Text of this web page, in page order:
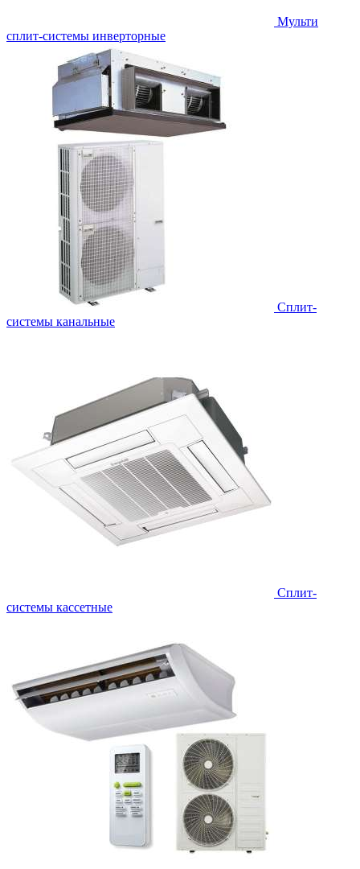
Мульти
сплит-системы инверторные
Сплит-
системы канальные
Сплит-
системы кассетные